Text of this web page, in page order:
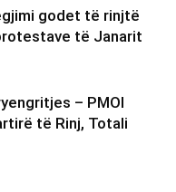
godet të rinjtë
të Janarit
– PMOI
të Rinj, Totali